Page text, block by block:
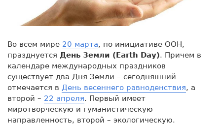
Во всем мире 20 марта, по инициативе ООН,
празднуется День Земли (Earth Day). Причем в
календаре международных праздников
существует два Дня Земли – сегодняшний
отмечается в День весеннего равноденствия, а
второй – 22 апреля. Первый имеет
миротворческую и гуманистическую
направленность, второй – экологическую.